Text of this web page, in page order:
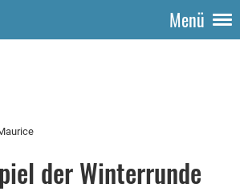
Menü
der Winterrunde